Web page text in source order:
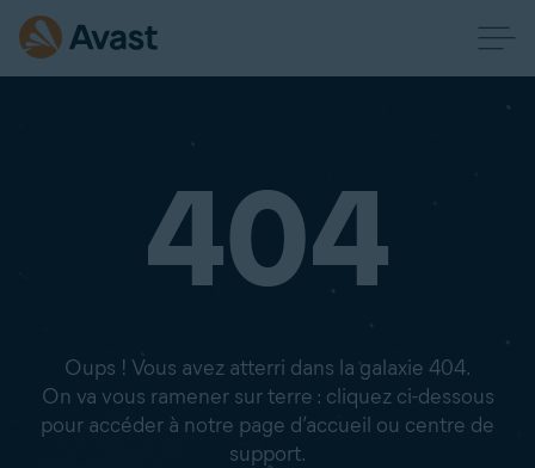
404
Oups ! Vous avez atterri dans la galaxie 404.
On va vous ramener sur terre : cliquez ci-dessous
pour accéder à notre page d’accueil ou centre de
support.